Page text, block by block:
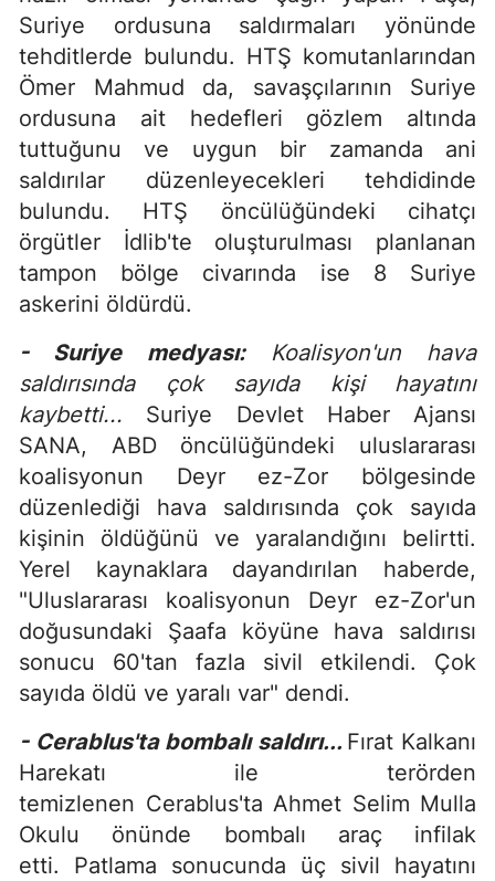
Suriye ordusuna saldırmaları yönünde
tehditlerde bulundu. HTŞ komutanlarından
Ömer Mahmud da, savaşçılarının Suriye
ordusuna ait hedefleri gözlem altında
tuttuğunu ve uygun bir zamanda ani
saldırılar düzenleyecekleri tehdidinde
bulundu. HTŞ öncülüğündeki cihatçı
örgütler İdlib'te oluşturulması planlanan
tampon bölge civarında ise 8 Suriye
askerini öldürdü.
- Suriye medyası:Koalisyon'un hava
saldırısında çok sayıda kişi hayatını
kaybetti... Suriye Devlet Haber Ajansı
SANA, ABD öncülüğündeki uluslararası
koalisyonun Deyr ez-Zor bölgesinde
düzenlediği hava saldırısında çok sayıda
kişinin öldüğünü ve yaralandığını belirtti.
Yerel kaynaklara dayandırılan haberde,
"Uluslararası koalisyonun Deyr ez-Zor'un
doğusundaki Şaafa köyüne hava saldırısı
sonucu 60'tan fazla sivil etkilendi. Çok
sayıda öldü ve yaralı var" dendi.
- Cerablus'ta bombalı saldırı... Fırat Kalkanı
Harekatı ile terörden
temizlenen Cerablus'ta Ahmet Selim Mulla
Okulu önünde bombalı araç infilak
etti. Patlama sonucunda üç sivil hayatını